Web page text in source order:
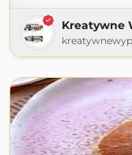
Kreatywne